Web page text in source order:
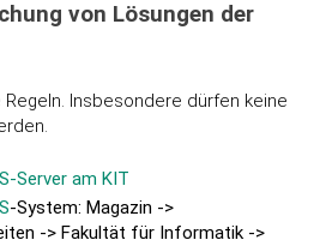
von Lösungen der
Insbesondere dürfen keine
Server am KIT
-System: Magazin ->
-> Fakultät für Informatik ->